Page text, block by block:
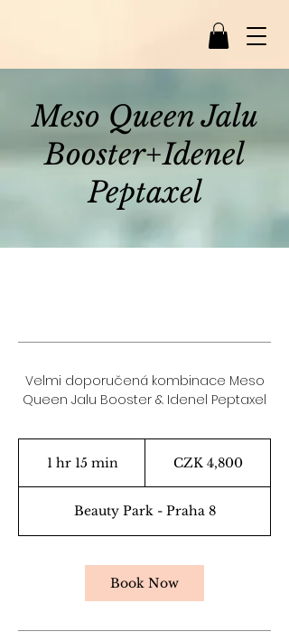
Meso Queen Jalu
Booster+Idenel
Peptaxel
Velmi doporučená kombinace Meso
Queen Jalu Booster & Idenel Peptaxel
1 hr 15 min1
5
m
n
korunasCZK 4,800
Beauty Park - Praha 8
Book Now